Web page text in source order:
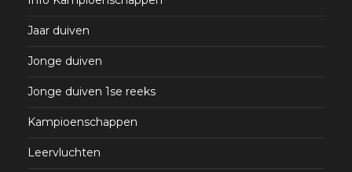
Jaar duiven
Jonge duiven
Jonge duiven 1se reeks
Kampioenschappen
Leervluchten